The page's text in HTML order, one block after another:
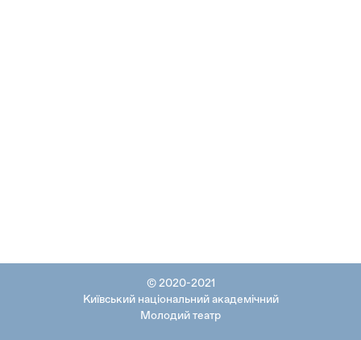
© 2020-2021
Київський національний академічний
Молодий театр